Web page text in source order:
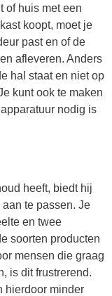
of huis met een
koopt, moet je
past en of de
afleveren. Anders
hal staat en niet op
kunt ook te maken
nodig is
heeft, biedt hij
te passen. Je
en twee
soorten producten
mensen die graag
is dit frustrerend.
hierdoor minder